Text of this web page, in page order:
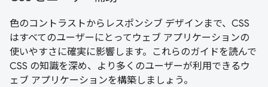
色のコントラストからレスポンシブ デザインまで、CSS
はすべてのユーザーにとってウェブ アプリケーションの
使いやすさに確実に影響します。これらのガイドを読んで
CSS の知識を深め、より多くのユーザーが利用できるウ
ェブ アプリケーションを構築しましょう。